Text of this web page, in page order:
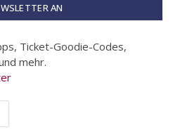
AN
Ticket-Goodie-Codes,
mehr.